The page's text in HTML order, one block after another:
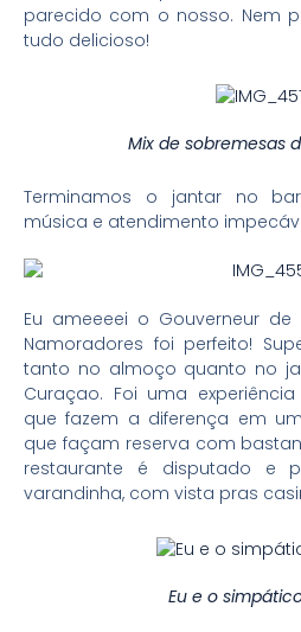
parecido com o nosso. Nem
tudo delicioso!
Mix de sobremesas
Terminamos o jantar no
música e atendimento
Eu ameeeei o Gouverneur de
Namoradores foi perfeito!
tanto no almoço quanto no
Curaçao. Foi uma
que fazem a diferença em
que façam reserva com
restaurante é disputado e
varandinha, com vista pras
Eu e o